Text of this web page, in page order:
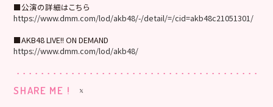
■公演の詳細はこちら
https://www.dmm.com/lod/akb48/-/detail/=/cid=akb48c21051301/
■AKB48 LIVE!! ON DEMAND
https://www.dmm.com/lod/akb48/
SHARE ME !